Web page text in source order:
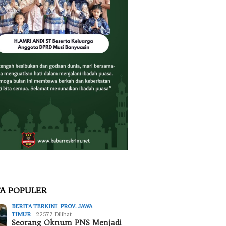
POPULER
BERITA TERKINI,PROV. JAWA
TIMUR
22577 Dilihat
Seorang Oknum PNS Menjadi